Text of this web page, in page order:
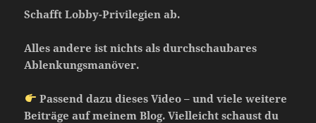
Schafft Lobby-Privilegien ab.
Alles andere ist nichts als durchschaubares
Ablenkungsmanöver.
Passend dazu dieses Video – und viele weitere
Beiträge auf meinem Blog. Vielleicht schaust du